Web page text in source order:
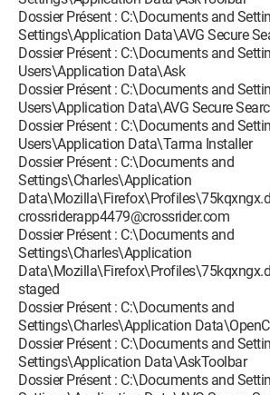
Dossier Présent : C:\Documents and
Settings\Application Data\AVG Secure
Dossier Présent : C:\Documents and
Users\Application Data\Ask
Dossier Présent : C:\Documents and
Users\Application Data\AVG Secure
Dossier Présent : C:\Documents and
Users\Application Data\Tarma Installer
Dossier Présent : C:\Documents and
Settings\Charles\Application
crossriderapp4479@crossrider.com
Dossier Présent : C:\Documents and
Settings\Charles\Application
staged
Dossier Présent : C:\Documents and
Settings\Charles\Application
Dossier Présent : C:\Documents and
Settings\Application Data\AskToolbar
Dossier Présent : C:\Documents and